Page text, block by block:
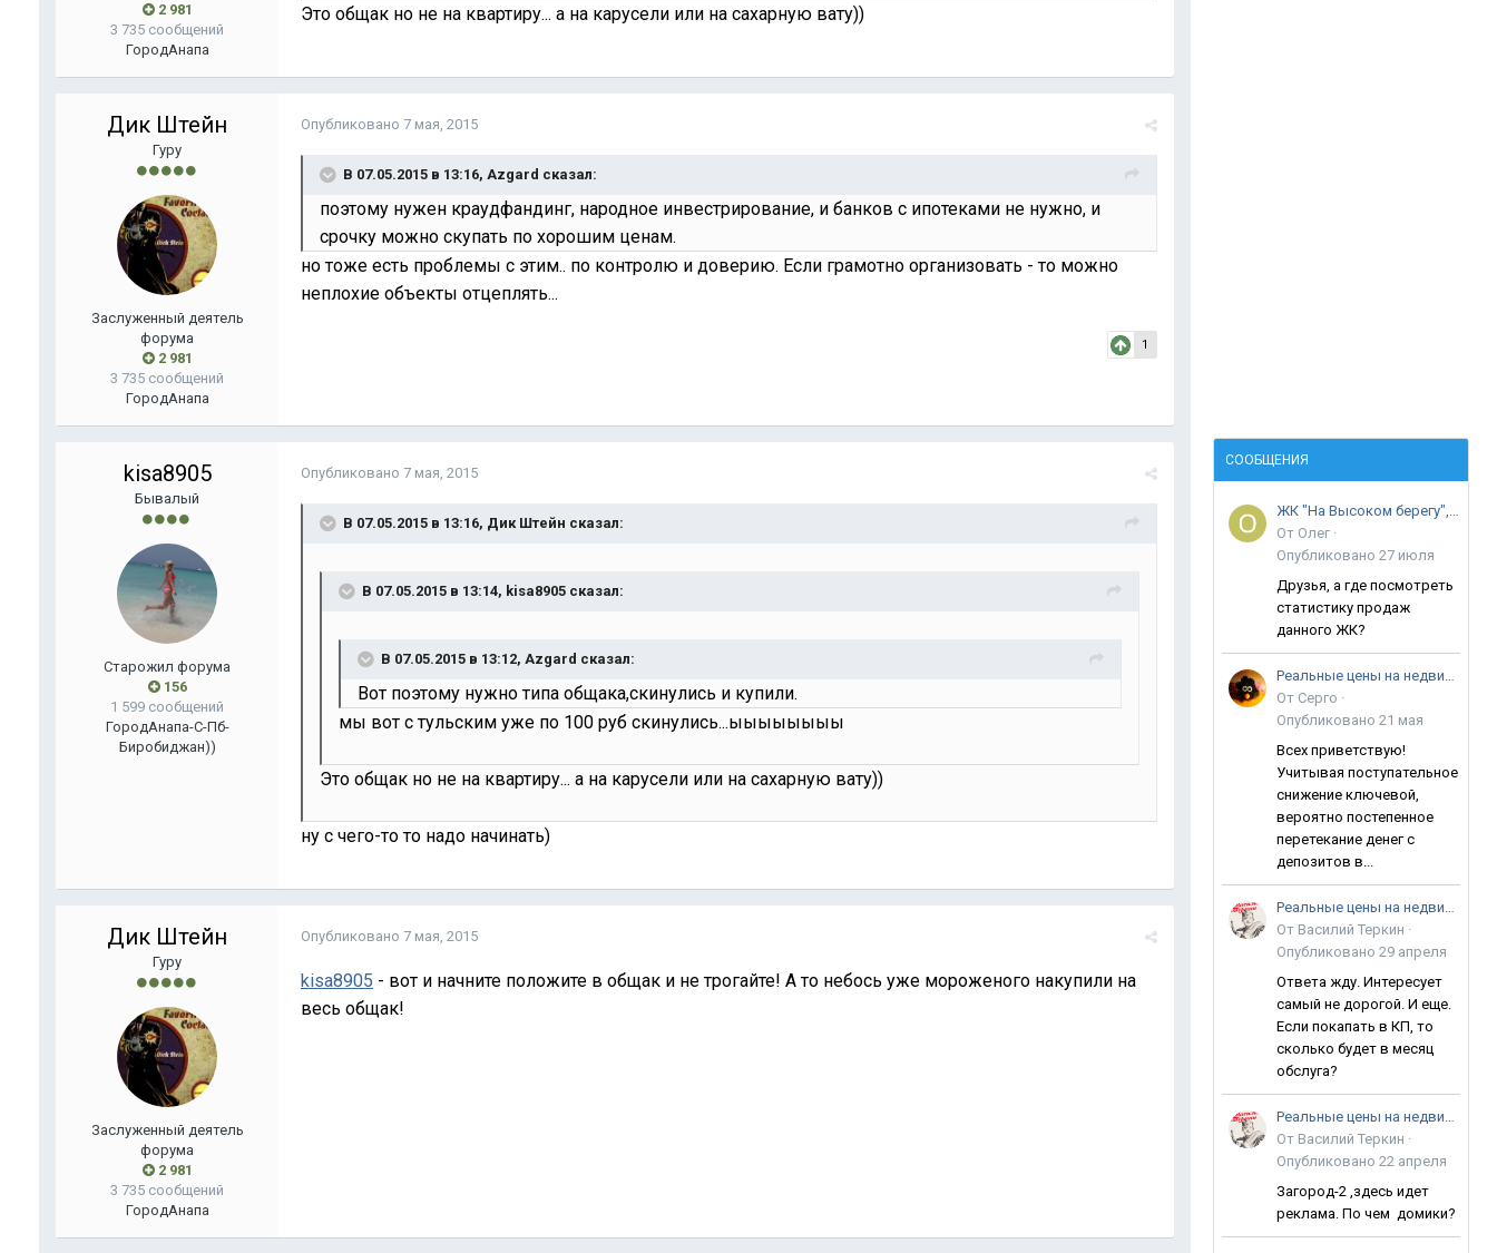
2 981
3 735 сообщений
ГородАнапа
Это общак но не на квартиру... а на карусели или на сахарную вату))
Дик Штейн
Гуру
Заслуженный деятель
форума
2 981
3 735 сообщений
ГородАнапа
Опубликовано 7 мая, 2015
В 07.05.2015 в 13:16, Azgard сказал:
поэтому нужен краудфандинг, народное инвестрирование, и банков с ипотеками не нужно, и
срочку можно скупать по хорошим ценам.
но тоже есть проблемы с этим.. по контролю и доверию. Если грамотно организовать - то можно
неплохие объекты отцеплять...
1
kisa8905
Бывалый
Старожил форума
156
1 599 сообщений
ГородАнапа-С-Пб-
Биробиджан))
Опубликовано 7 мая, 2015
В 07.05.2015 в 13:16, Дик Штейн сказал:
В 07.05.2015 в 13:14, kisa8905 сказал:
В 07.05.2015 в 13:12, Azgard сказал:
Вот поэтому нужно типа общака,скинулись и купили.
мы вот с тульским уже по 100 руб скинулись...ыыыыыыыы
Это общак но не на квартиру... а на карусели или на сахарную вату))
ну с чего-то то надо начинать)
Дик Штейн
Гуру
Заслуженный деятель
форума
2 981
3 735 сообщений
ГородАнапа
Опубликовано 7 мая, 2015
kisa8905 - вот и начните положите в общак и не трогайте! А то небось уже мороженого накупили на
весь общак!
СООБЩЕНИЯ
ЖК "На Высоком берегу", ул. Крылова
От Олег ·
Опубликовано 27 июля
Друзья, а где посмотреть
статистику продаж
данного ЖК?
Реальные цены на недвижимость в Анапе
От Серго ·
Опубликовано 21 мая
Всех приветствую!
Учитывая поступательное
снижение ключевой,
вероятно постепенное
перетекание денег с
депозитов в...
Реальные цены на недвижимость в Анапе
От Василий Теркин ·
Опубликовано 29 апреля
Ответа жду. Интересует
самый не дорогой. И еще.
Если покапать в КП, то
сколько будет в месяц
обслуга?
Реальные цены на недвижимость в Анапе
От Василий Теркин ·
Опубликовано 22 апреля
Загород-2 ,здесь идет
реклама. По чем домики?